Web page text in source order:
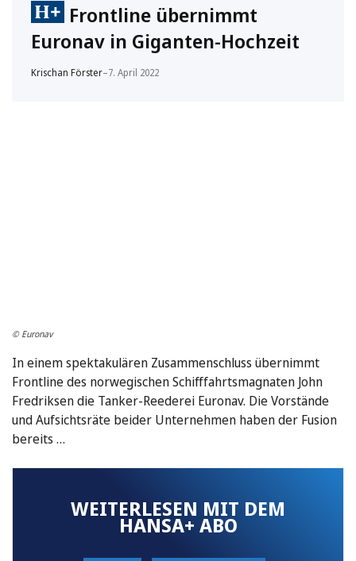
Frontline übernimmt
Euronav in Giganten-Hochzeit
Krischan Förster–7. April 2022
© Euronav
In einem spektakulären Zusammenschluss übernimmt
Frontline des norwegischen Schifffahrtsmagnaten John
Fredriksen die Tanker-Reederei Euronav. Die Vorstände
und Aufsichtsräte beider Unternehmen haben der Fusion
bereits …
WEITERLESEN MIT DEM
HANSA+ ABO